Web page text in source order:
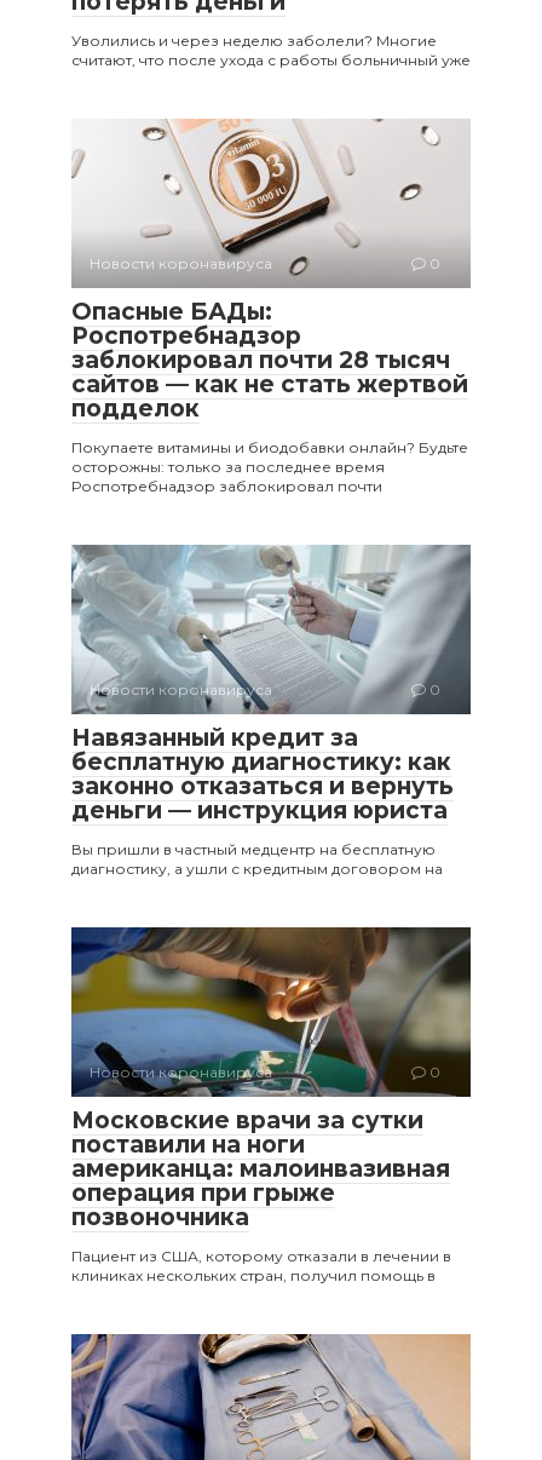
Уволились и через неделю заболели? Многие
считают, что после ухода с работы больничный уже
Новости коронавируса 0
Опасные БАДы:
Роспотребнадзор
заблокировал почти 28 тысяч
сайтов — как не стать жертвой
подделок
Покупаете витамины и биодобавки онлайн? Будьте
осторожны: только за последнее время
Роспотребнадзор заблокировал почти
Новости коронавируса 0
Навязанный кредит за
бесплатную диагностику: как
законно отказаться и вернуть
деньги — инструкция юриста
Вы пришли в частный медцентр на бесплатную
диагностику, а ушли с кредитным договором на
Новости коронавируса 0
Московские врачи за сутки
поставили на ноги
американца: малоинвазивная
операция при грыже
позвоночника
Пациент из США, которому отказали в лечении в
клиниках нескольких стран, получил помощь в